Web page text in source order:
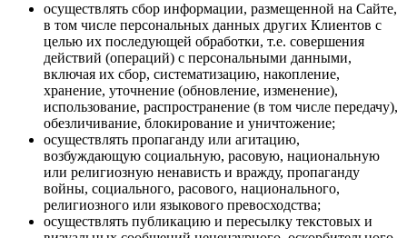
осуществлять сбор информации, размещенной на Сайте,
в том числе персональных данных других Клиентов с
целью их последующей обработки, т.е. совершения
действий (операций) с персональными данными,
включая их сбор, систематизацию, накопление,
хранение, уточнение (обновление, изменение),
использование, распространение (в том числе передачу),
обезличивание, блокирование и уничтожение;
осуществлять пропаганду или агитацию,
возбуждающую социальную, расовую, национальную
или религиозную ненависть и вражду, пропаганду
войны, социального, расового, национального,
религиозного или языкового превосходства;
осуществлять публикацию и пересылку текстовых и